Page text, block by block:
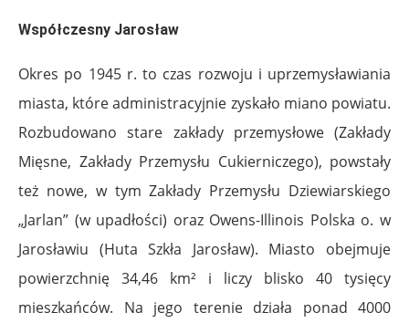
Współczesny Jarosław
Okres po 1945 r. to czas rozwoju i uprzemysławiania
miasta, które administracyjnie zyskało miano powiatu.
Rozbudowano stare zakłady przemysłowe (Zakłady
Mięsne, Zakłady Przemysłu Cukierniczego), powstały
też nowe, w tym Zakłady Przemysłu Dziewiarskiego
„Jarlan” (w upadłości) oraz Owens-Illinois Polska o. w
Jarosławiu (Huta Szkła Jarosław). Miasto obejmuje
powierzchnię 34,46 km² i liczy blisko 40 tysięcy
mieszkańców. Na jego terenie działa ponad 4000